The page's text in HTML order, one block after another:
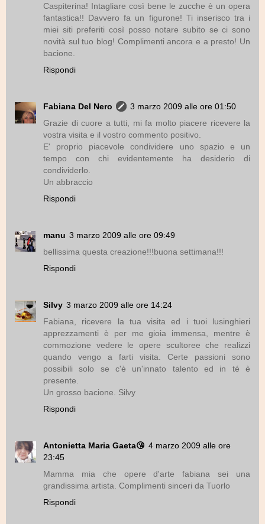
Caspiterina! Intagliare così bene le zucche è un opera
fantastica!! Davvero fa un figurone! Ti inserisco tra i
miei siti preferiti così posso notare subito se ci sono
novità sul tuo blog! Complimenti ancora e a presto! Un
bacione.
Rispondi
Fabiana Del Nero
3 marzo 2009 alle ore 01:50
Grazie di cuore a tutti, mi fa molto piacere ricevere la
vostra visita e il vostro commento positivo.
E' proprio piacevole condividere uno spazio e un
tempo con chi evidentemente ha desiderio di
condividerlo.
Un abbraccio
Rispondi
manu 3 marzo 2009 alle ore 09:49
bellissima questa creazione!!!buona settimana!!!
Rispondi
Silvy 3 marzo 2009 alle ore 14:24
Fabiana, ricevere la tua visita ed i tuoi lusinghieri
apprezzamenti è per me gioia immensa, mentre è
commozione vedere le opere scultoree che realizzi
quando vengo a farti visita. Certe passioni sono
possibili solo se c'è un'innato talento ed in té è
presente.
Un grosso bacione. Silvy
Rispondi
Antonietta Maria Gaeta😘 4 marzo 2009 alle ore
23:45
Mamma mia che opere d'arte fabiana sei una
grandissima artista. Complimenti sinceri da Tuorlo
Rispondi